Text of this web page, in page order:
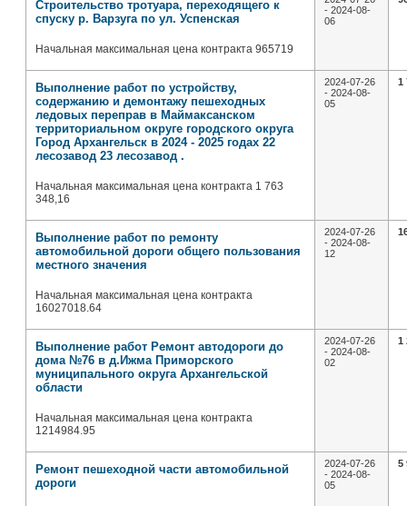
Строительство тротуара, переходящего к
спуску р. Варзуга по ул. Успенская
Начальная максимальная цена контракта 965719
- 2024-08-
06
Выполнение работ по устройству,
содержанию и демонтажу пешеходных
ледовых переправ в Маймаксанском
территориальном округе городского округа
Город Архангельск в 2024 - 2025 годах 22
лесозавод 23 лесозавод .
Начальная максимальная цена контракта 1 763
348,16
2024-07-26
- 2024-08-
05
1
Выполнение работ по ремонту
автомобильной дороги общего пользования
местного значения
Начальная максимальная цена контракта
16027018.64
2024-07-26
- 2024-08-
12
Выполнение работ Ремонт автодороги до
дома №76 в д.Ижма Приморского
муниципального округа Архангельской
области
Начальная максимальная цена контракта
1214984.95
2024-07-26
- 2024-08-
02
1
Ремонт пешеходной части автомобильной
дороги
2024-07-26
- 2024-08-
05
5